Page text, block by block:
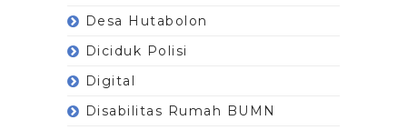
Desa Hutabolon
Diciduk Polisi
Digital
Disabilitas Rumah BUMN